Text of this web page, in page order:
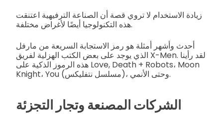
زيادة الاستخدام لا تروي قصة أن الصناعة الترفيهية اعتنقت
هذه التكنولوجيا أيضًا لأغراض مختلفة.
أحدث وأشهر أمثلة هو رمز الاستجابة السريعة من مارفل
الذي يوجد على بعض الكتب الهزلية لفريق X-Men. لقد رأينا
هذه الرموز الذكية على Love, Death + Robots، Moon
Knight، You (مسلسل نتفليكس)، وحتى الأنمي.
الشركات المصنعة وتجار التجزئة